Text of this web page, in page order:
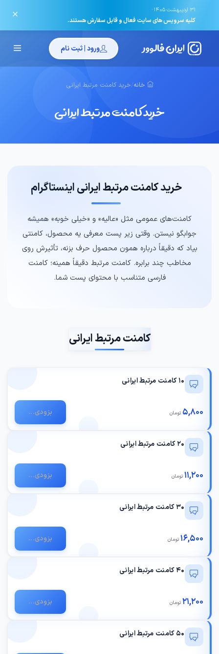
31 اردیبهشت 1405 ·
کلیه سرویس های سایت فعال و قابل سفارش هستند. ✕
ورود | ثبت نام
خانه/خرید کامنت مرتبط ایرانی
خرید کامنت مرتبط ایرانی
خرید کامنت مرتبط ایرانی اینستاگرام
کامنت‌های عمومی مثل «عالیه» و «خیلی خوبه» همیشه
جوابگو نیستن. وقتی زیر پست معرفی یه محصول، کامنتی
بیاد که دقیقاً درباره همون محصول حرف بزنه، تأثیرش روی
مخاطب چند برابره. کامنت مرتبط دقیقاً همینه؛ کامنت
فارسی متناسب با محتوای پست شما.
کامنت مرتبط ایرانی
10 کامنت مرتبط ایرانی
5,800 تومان بزودی...
20 کامنت مرتبط ایرانی
11,200 تومان بزودی...
30 کامنت مرتبط ایرانی
16,500 تومان بزودی...
40 کامنت مرتبط ایرانی
21,200 تومان بزودی...
50 کامنت مرتبط ایرانی